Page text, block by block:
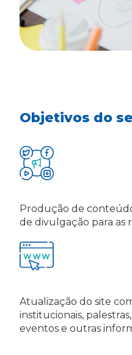
Objetivos do
Produção de
de divulgação para as
Atualização do site
institucionais,
eventos e outras